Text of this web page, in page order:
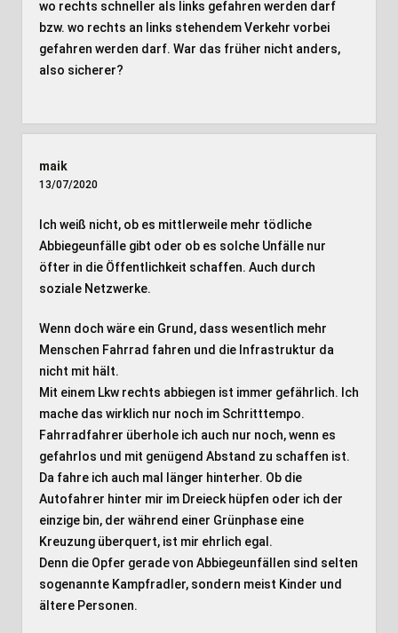
wo rechts schneller als links gefahren werden darf
bzw. wo rechts an links stehendem Verkehr vorbei
gefahren werden darf. War das früher nicht anders,
also sicherer?
maik
13/07/2020
Ich weiß nicht, ob es mittlerweile mehr tödliche
Abbiegeunfälle gibt oder ob es solche Unfälle nur
öfter in die Öffentlichkeit schaffen. Auch durch
soziale Netzwerke.
Wenn doch wäre ein Grund, dass wesentlich mehr
Menschen Fahrrad fahren und die Infrastruktur da
nicht mit hält.
Mit einem Lkw rechts abbiegen ist immer gefährlich. Ich
mache das wirklich nur noch im Schritttempo.
Fahrradfahrer überhole ich auch nur noch, wenn es
gefahrlos und mit genügend Abstand zu schaffen ist.
Da fahre ich auch mal länger hinterher. Ob die
Autofahrer hinter mir im Dreieck hüpfen oder ich der
einzige bin, der während einer Grünphase eine
Kreuzung überquert, ist mir ehrlich egal.
Denn die Opfer gerade von Abbiegeunfällen sind selten
sogenannte Kampfradler, sondern meist Kinder und
ältere Personen.